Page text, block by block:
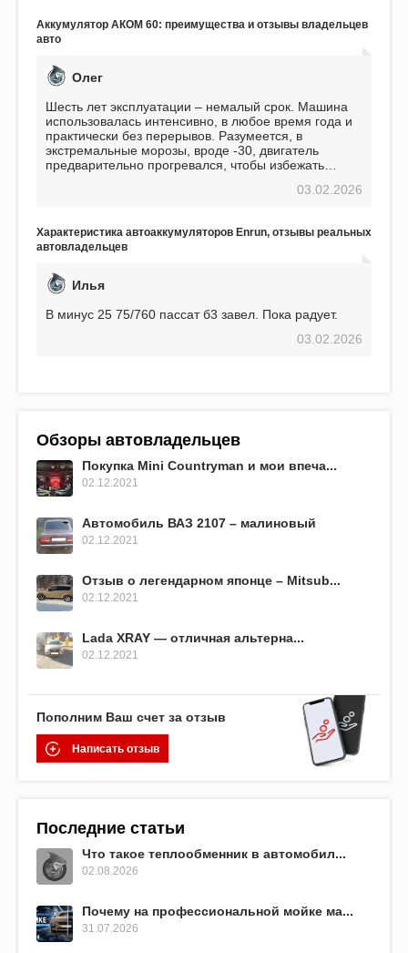
Аккумулятор АКОМ 60: преимущества и отзывы владельцев
авто
Олег
Шесть лет эксплуатации – немалый срок. Машина
использовалась интенсивно, в любое время года и
практически без перерывов. Разумеется, в
экстремальные морозы, вроде -30, двигатель
предварительно прогревался, чтобы избежать
использования не было ни единой поломки,
EFB 75. Судя по характеристикам, он даже
превосходит предыдущую модель.
03.02.2026
Характеристика автоаккумуляторов Enrun, отзывы реальных
автовладельцев
Илья
В минус 25 75/760 пассат б3 завел. Пока радует.
03.02.2026
Обзоры автовладельцев
Покупка Mini Countryman и мои впеча...
02.12.2021
Автомобиль ВАЗ 2107 – малиновый
02.12.2021
Отзыв о легендарном японце – Mitsub...
02.12.2021
Lada XRAY — отличная альтерна...
02.12.2021
Пополним Ваш счет за отзыв
Написать отзыв
Последние статьи
Что такое теплообменник в автомобил...
02.08.2026
Почему на профессиональной мойке ма...
31.07.2026